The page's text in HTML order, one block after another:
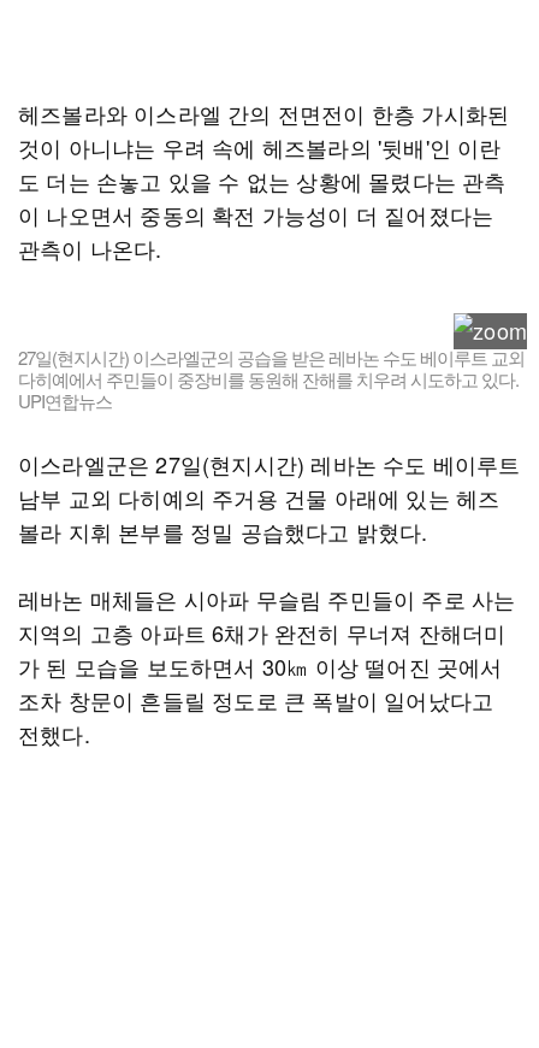
헤즈볼라와 이스라엘 간의 전면전이 한층 가시화된
것이 아니냐는 우려 속에 헤즈볼라의 '뒷배'인 이란
도 더는 손놓고 있을 수 없는 상황에 몰렸다는 관측
이 나오면서 중동의 확전 가능성이 더 짙어졌다는
관측이 나온다.
27일(현지시간) 이스라엘군의 공습을 받은 레바논 수도 베이루트 교외
다히예에서 주민들이 중장비를 동원해 잔해를 치우려 시도하고 있다.
UPI연합뉴스
이스라엘군은 27일(현지시간) 레바논 수도 베이루트
남부 교외 다히예의 주거용 건물 아래에 있는 헤즈
볼라 지휘 본부를 정밀 공습했다고 밝혔다.
레바논 매체들은 시아파 무슬림 주민들이 주로 사는
지역의 고층 아파트 6채가 완전히 무너져 잔해더미
가 된 모습을 보도하면서 30㎞ 이상 떨어진 곳에서
조차 창문이 흔들릴 정도로 큰 폭발이 일어났다고
전했다.